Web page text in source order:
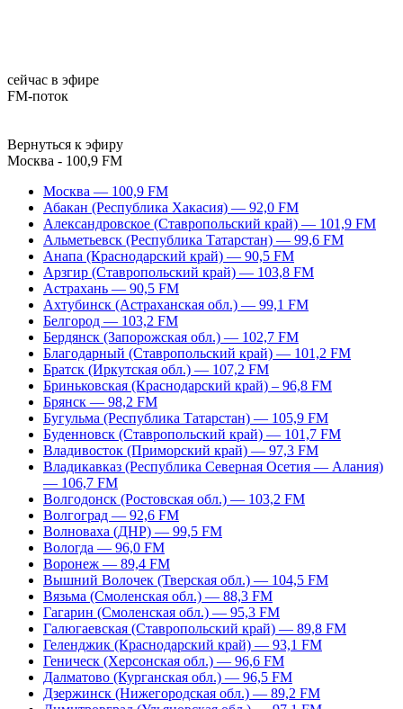
сейчас в эфире
FM-поток
Вернуться к эфиру
Москва - 100,9 FM
Москва — 100,9 FM
Абакан (Республика Хакасия) — 92,0 FM
Александровское (Ставропольский край) — 101,9 FM
Альметьевск (Республика Татарстан) — 99,6 FM
Анапа (Краснодарский край) — 90,5 FM
Арзгир (Ставропольский край) — 103,8 FM
Астрахань — 90,5 FM
Ахтубинск (Астраханская обл.) — 99,1 FM
Белгород — 103,2 FM
Бердянск (Запорожская обл.) — 102,7 FM
Благодарный (Ставропольский край) — 101,2 FM
Братск (Иркутская обл.) — 107,2 FM
Бриньковская (Краснодарский край) – 96,8 FM
Брянск — 98,2 FM
Бугульма (Республика Татарстан) — 105,9 FM
Буденновск (Ставропольский край) — 101,7 FM
Владивосток (Приморский край) — 97,3 FM
Владикавказ (Республика Северная Осетия — Алания)
— 106,7 FM
Волгодонск (Ростовская обл.) — 103,2 FM
Волгоград — 92,6 FM
Волноваха (ДНР) — 99,5 FM
Вологда — 96,0 FM
Воронеж — 89,4 FM
Вышний Волочек (Тверская обл.) — 104,5 FM
Вязьма (Смоленская обл.) — 88,3 FM
Гагарин (Смоленская обл.) — 95,3 FM
Галюгаевская (Ставропольский край) — 89,8 FM
Геленджик (Краснодарский край) — 93,1 FM
Геническ (Херсонская обл.) — 96,6 FM
Далматово (Курганская обл.) — 96,5 FM
Дзержинск (Нижегородская обл.) — 89,2 FM